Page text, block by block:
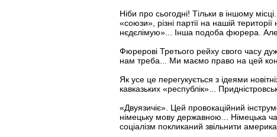
Ніби про сьогодні! Тільки в іншому
«союзи», різні партії на нашій
нєдєлімую»... Інша подоба фюрера.
Фюрерові Третього рейху свого часу
нам треба... Ми маємо право на цей
Як усе це перегукується з ідеями
кавказьких «республік»...
«Двуязичіє». Цей провокаційний
німецьку мову державною... Німецька
соціалізм покликаний звільнити